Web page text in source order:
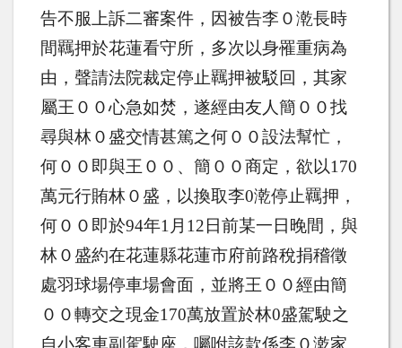
告不服上訴二審案件，因被告李０漧長時
間羈押於花蓮看守所，多次以身罹重病為
由，聲請法院裁定停止羈押被駁回，其家
屬王００心急如焚，遂經由友人簡００找
尋與林０盛交情甚篤之何００設法幫忙，
何００即與王００、簡００商定，欲以170
萬元行賄林０盛，以換取李0漧停止羈押，
何００即於94年1 月 12日前某一日晚間，與
林０盛約在花蓮縣花蓮市府前路稅捐稽徵
處羽球場停車場會面，並將王００經由簡
００轉交之現金170萬放置於林0盛駕駛之
自小客車副駕駛座，囑咐該款係李０漧家